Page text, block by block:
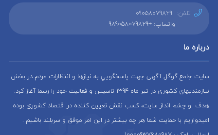
تلفن: 09058079829
واتساپ: +989058079829
درباره ما
سایت جامع گوگل آگهی جهت پاسخگويي به نيازها و انتظارات مردم در بخش
نيازمنديهاي کشوری در تير ماه 1394 تاسيس و فعاليت خود را رسما آغاز كرد.
هدف و چشم انداز سایت، كسب نقش تعيين كننده در اقتصاد کشوری بوده.
امیدواریم با حمایت شما هر چه بیشتر در این امر موفق و سربلند باشیم .